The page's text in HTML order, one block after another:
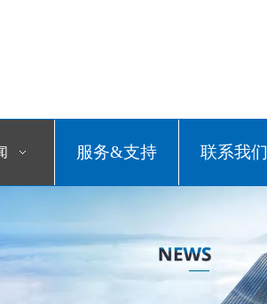
服务&支持 联系我们